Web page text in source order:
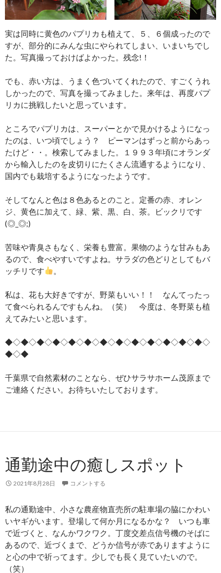
実は同時に黄色のパプリカも植えて、５、６個成ったので
すが、部分的にみんな虫にやられてしまい、いまいちでし
た。写真撮っておけばよかった。残念!！
でも、赤い方は、うまく色づいてくれたので、すごくうれ
しかったので、写真を撮ってみました。来年は、再度パプ
リカに挑戦したいと思っています。
ところでパプリカは、スーパーとかで見かけるようになっ
たのは、いつ頃でしょう？ ピーマンはずっと前からあっ
たけど・・。検索してみました。１９９３年頃にオランダ
から輸入したのを皮切りにたくさん流通するようになり、
国内でも栽培するようになったようです。
そしてなんと色は８色あるとのこと。定番の赤、オレン
ジ、黄色に加えて、緑、紫、黒、白、茶。ビックリです
(◎_◎;)
苦味や青臭さもなく、栄養も豊富。果物のような甘みもあ
るので、食べやすいですよね。サラダの色どりとしてもバ
ッチリです
私は、花も大好きですが、野菜もいい！！ なんてったっ
て食べられるんですもんね。（笑） 今度は、冬野菜も植
えてみたいと思います。
◆◇◆◇◆◇◆◇◆◇◆◇◆◇◆◇◆◇◆◇◆◇◆◇◆◇
◆◇◆
千葉県で自然素材のことなら、ぜひサラサホーム茂原まで
ご連絡ください。お待ちいたしております。
通勤途中の癒しスポット
2021年8月28日 コメントする
私の通勤途中、小さな農産物直売所の駐車場の脇にかわい
いヤギがいます。登場して何か月になるかな？ いつも車
で近づくと、なんかワクワク。丁度交差点信号機のそばに
あるので、近づくまで、どうか信号が赤でありますように
と心の中で祈ってます。少しでも長く見ていたいので。
（笑）